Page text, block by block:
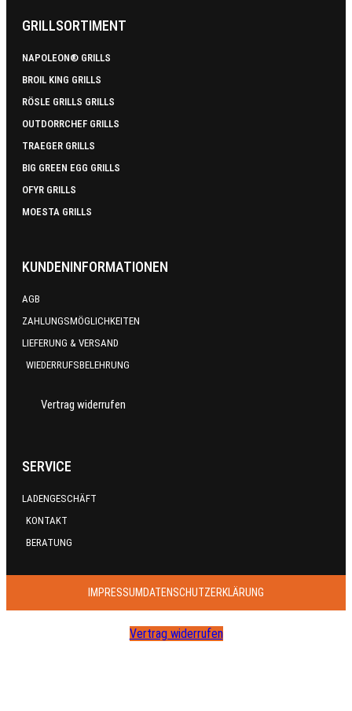
GRILLSORTIMENT
NAPOLEON® GRILLS
BROIL KING GRILLS
RÖSLE GRILLS GRILLS
OUTDORRCHEF GRILLS
TRAEGER GRILLS
BIG GREEN EGG GRILLS
OFYR GRILLS
MOESTA GRILLS
KUNDENINFORMATIONEN
AGB
ZAHLUNGSMÖGLICHKEITEN
LIEFERUNG & VERSAND
WIEDERRUFSBELEHRUNG
Vertrag widerrufen
SERVICE
LADENGESCHÄFT
KONTAKT
BERATUNG
IMPRESSUM DATENSCHUTZERKLÄRUNG
Vertrag widerrufen